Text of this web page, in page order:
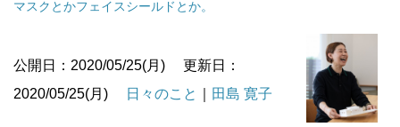
マスクとかフェイスシールドとか。
公開日：2020/05/25(月)
更新日：
2020/05/25(月)
日々のこと 田島 寛子